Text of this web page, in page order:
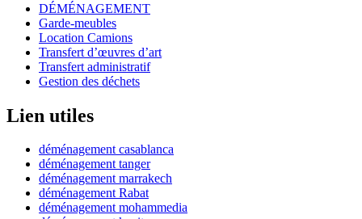
DÉMÉNAGEMENT
Garde-meubles
Location Camions
Transfert d’œuvres d’art
Transfert administratif
Gestion des déchets
Lien utiles
déménagement casablanca
déménagement tanger
déménagement marrakech
déménagement Rabat
déménagement mohammedia